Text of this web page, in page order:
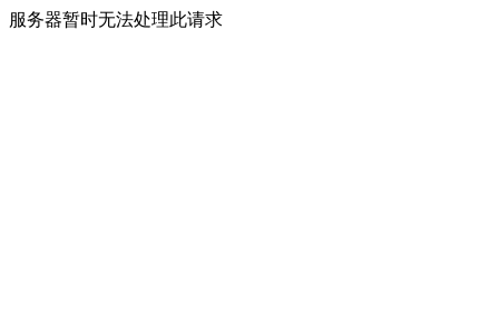
服务器暂时无法处理此请求